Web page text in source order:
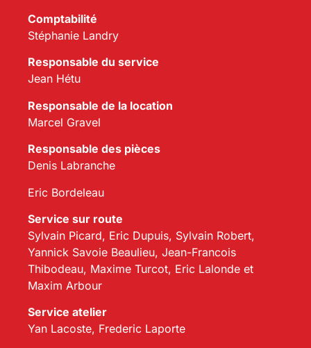
Comptabilité
Stéphanie Landry
Responsable du service
Jean Hétu
Responsable de la location
Marcel Gravel
Responsable des pièces
Denis Labranche
Eric Bordeleau
Service sur route
Sylvain Picard, Eric Dupuis, Sylvain Robert,
Yannick Savoie Beaulieu, Jean-Francois
Thibodeau, Maxime Turcot, Eric Lalonde et
Maxim Arbour
Service atelier
Yan Lacoste, Frederic Laporte